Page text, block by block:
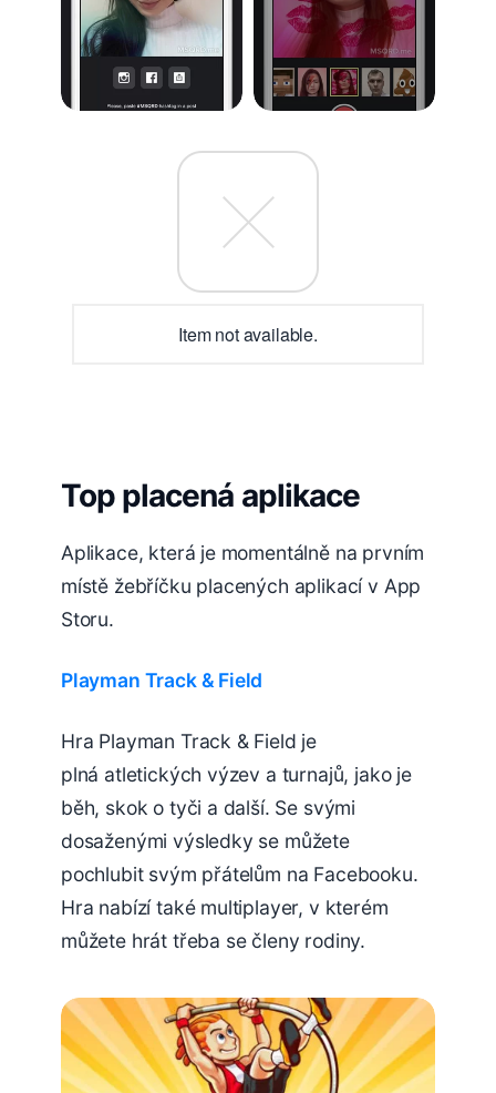
Item not available.
Top placená aplikace
Aplikace, která je momentálně na prvním
místě žebříčku placených aplikací v App
Storu.
Playman Track & Field
Hra Playman Track & Field je
plná atletických výzev a turnajů, jako je
běh, skok o tyči a další. Se svými
dosaženými výsledky se můžete
pochlubit svým přátelům na Facebooku.
Hra nabízí také multiplayer, v kterém
můžete hrát třeba se členy rodiny.